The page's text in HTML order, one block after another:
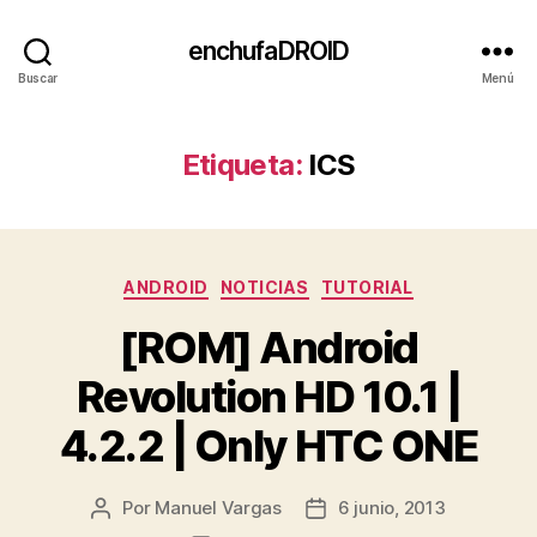
Buscar
enchufaDROID
Menú
Etiqueta: ICS
Categorías
ANDROID NOTICIAS TUTORIAL
[ROM] Android
Revolution HD 10.1 |
4.2.2 | Only HTC ONE
Autor
Por Manuel Vargas
Fecha6 junio, 2013